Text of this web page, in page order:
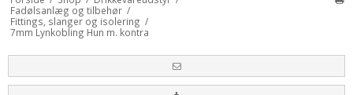
Fadølsanlæg og tilbehør /
Fittings, slanger og isolering /
7mm Lynkobling Hun m. kontra